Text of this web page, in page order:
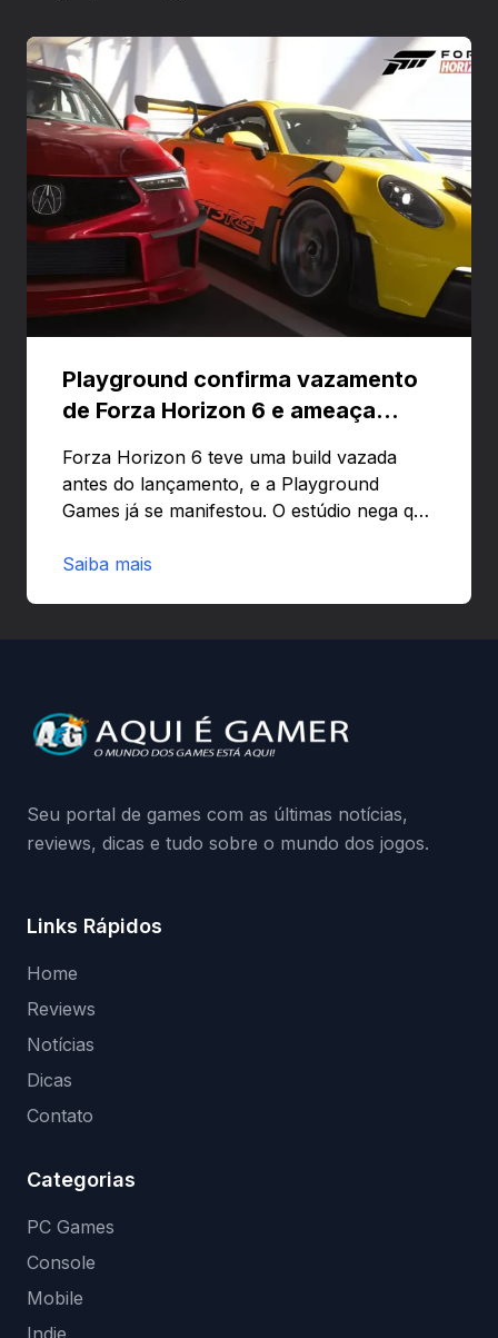
Playground confirma vazamento
de Forza Horizon 6 e ameaça
Forza Horizon 6 teve uma build vazada
antes do lançamento, e a Playground
Games já se manifestou. O estúdio nega que
preload e avisa que quem usar versões não
da Playground: negação do preload,
medidas contra acessos não autorizados
Saiba mais
Seu portal de games com as últimas notícias,
reviews, dicas e tudo sobre o mundo dos jogos.
Links Rápidos
Home
Reviews
Notícias
Dicas
Contato
Categorias
PC Games
Console
Mobile
Indie